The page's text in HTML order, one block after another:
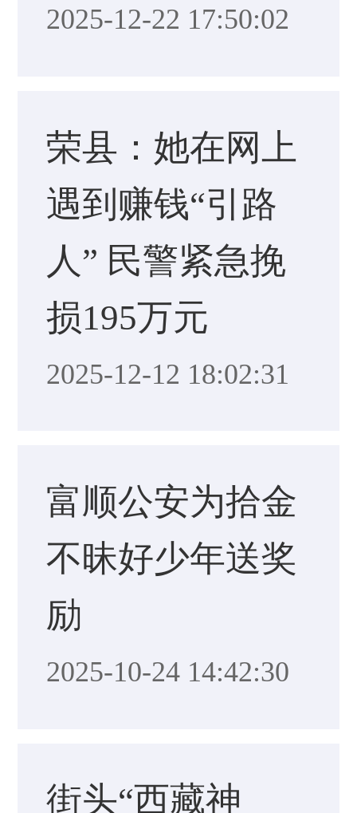
2025-12-22 17:50:02
荣县：她在网上
遇到赚钱“引路
人” 民警紧急挽
损195万元
2025-12-12 18:02:31
富顺公安为拾金
不昧好少年送奖
励
2025-10-24 14:42:30
街头“西藏神